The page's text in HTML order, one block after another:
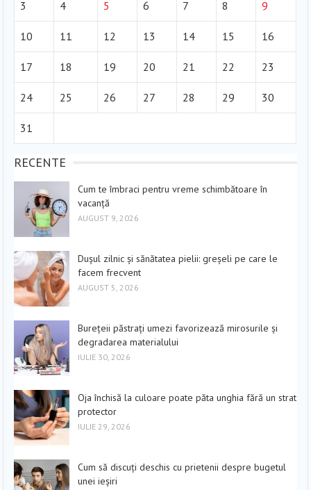
3 4 5 6 7 8 9
10 11 12 13 14 15 16
17 18 19 20 21 22 23
24 25 26 27 28 29 30
31
RECENTE
Cum te îmbraci pentru vreme schimbătoare în
vacanță
AUGUST 9, 2026
Dușul zilnic și sănătatea pielii: greșeli pe care le
facem frecvent
AUGUST 5, 2026
Burețeii păstrați umezi favorizează mirosurile și
degradarea materialului
IULIE 30, 2026
Oja închisă la culoare poate păta unghia fără un strat
protector
IULIE 29, 2026
Cum să discuți deschis cu prietenii despre bugetul
unei ieșiri